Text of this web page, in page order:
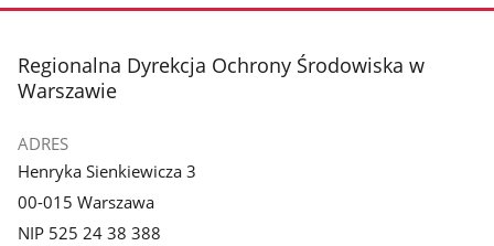
stopka
Regionalna Dyrekcja Ochrony Środowiska w
Warszawie
ADRES
Henryka Sienkiewicza 3
00-015 Warszawa
NIP 525 24 38 388